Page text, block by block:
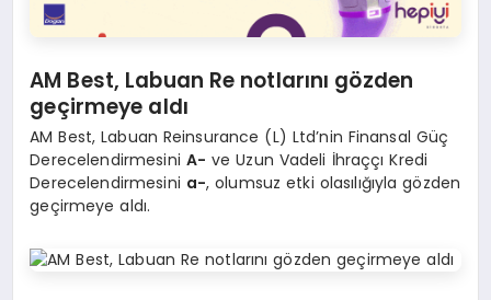
AM Best, Labuan Re notlarını gözden
geçirmeye aldı
AM Best, Labuan Reinsurance (L) Ltd’nin Finansal Güç
Derecelendirmesini A- ve Uzun Vadeli İhraççı Kredi
Derecelendirmesini a-, olumsuz etki olasılığıyla gözden
geçirmeye aldı.